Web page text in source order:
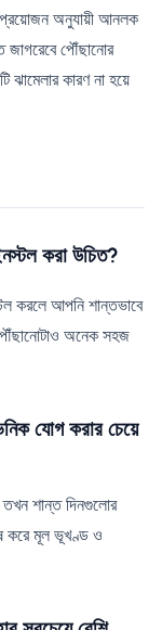
অনুযায়ী আনলক
জাগরেবে পৌঁছানোর
কারণ না হয়ে
করা উচিত?
করলে আপনি শান্তভাবে
অনেক সহজ
যোগ করার চেয়ে
তখন শান্ত দিনগুলোর
করে মূল ভূখণ্ড ও